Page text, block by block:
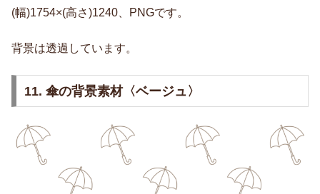
(幅)1754×(高さ)1240、PNGです。
背景は透過しています。
11. 傘の背景素材〈ベージュ〉